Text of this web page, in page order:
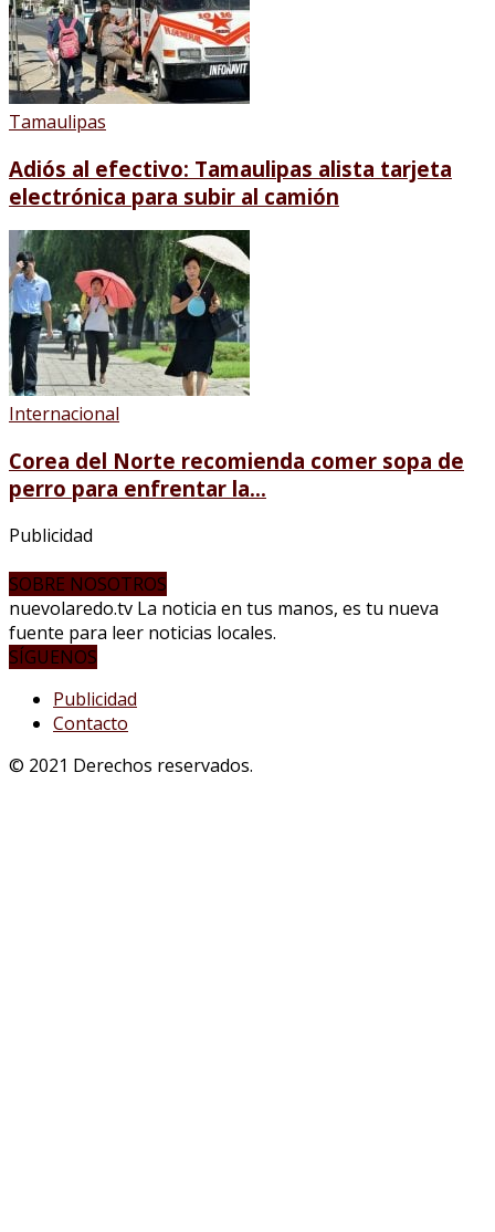
Tamaulipas
Adiós al efectivo: Tamaulipas alista tarjeta
electrónica para subir al camión
Internacional
Corea del Norte recomienda comer sopa de
perro para enfrentar la...
Publicidad
SOBRE NOSOTROS
nuevolaredo.tv La noticia en tus manos, es tu nueva
fuente para leer noticias locales.
SÍGUENOS
Publicidad
Contacto
© 2021 Derechos reservados.